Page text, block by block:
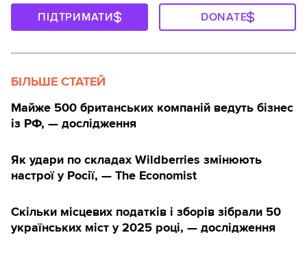
ПІДТРИМАТИ DONATE
БІЛЬШЕ СТАТЕЙ
Майже 500 британських компаній ведуть бізнес
із РФ, — дослідження
Як удари по складах Wildberries змінюють
настрої у Росії, — The Economist
Скільки місцевих податків і зборів зібрали 50
українських міст у 2025 році, — дослідження